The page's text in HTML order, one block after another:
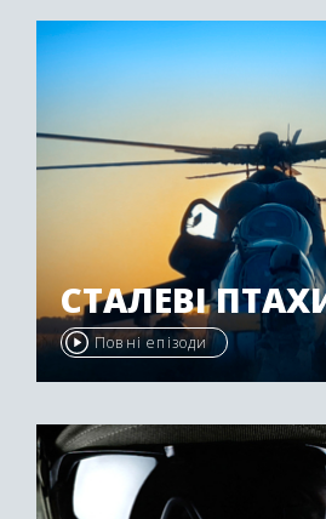
СТАЛЕВІ
Повні епізоди